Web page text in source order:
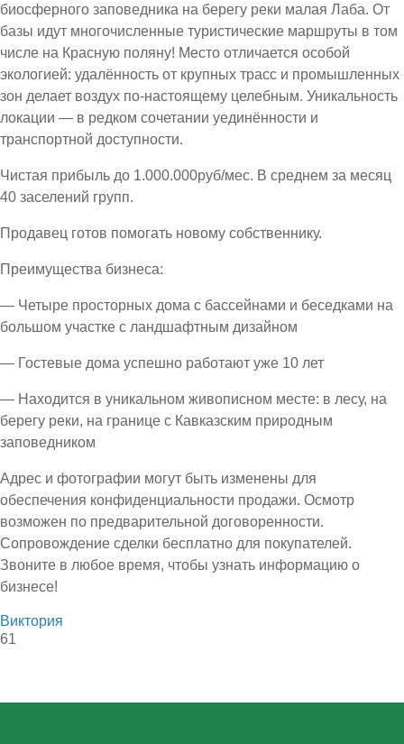
биосферного заповедника на берегу реки малая Лаба. От
базы идут многочисленные туристические маршруты в том
числе на Красную поляну! Место отличается особой
экологией: удалённость от крупных трасс и промышленных
зон делает воздух по-настоящему целебным. Уникальность
локации — в редком сочетании уединённости и
транспортной доступности.
Чистая прибыль до 1.000.000руб/мес. В среднем за месяц
40 заселений групп.
Продавец готов помогать новому собственнику.
Преимущества бизнеса:
— Четыре просторных дома с бассейнами и беседками на
большом участке с ландшафтным дизайном
— Гостевые дома успешно работают уже 10 лет
— Находится в уникальном живописном месте: в лесу, на
берегу реки, на границе с Кавказским природным
заповедником
Адрес и фотографии могут быть изменены для
обеспечения конфиденциальности продажи. Осмотр
возможен по предварительной договоренности.
Сопровождение сделки бесплатно для покупателей.
Звоните в любое время, чтобы узнать информацию о
бизнесе!
Виктория
61